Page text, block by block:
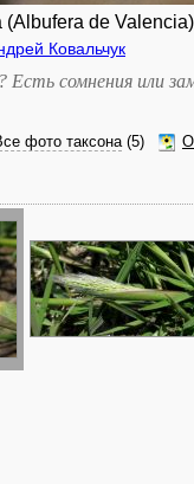
de
Ковальчук
сомнения или
фото таксона(5)